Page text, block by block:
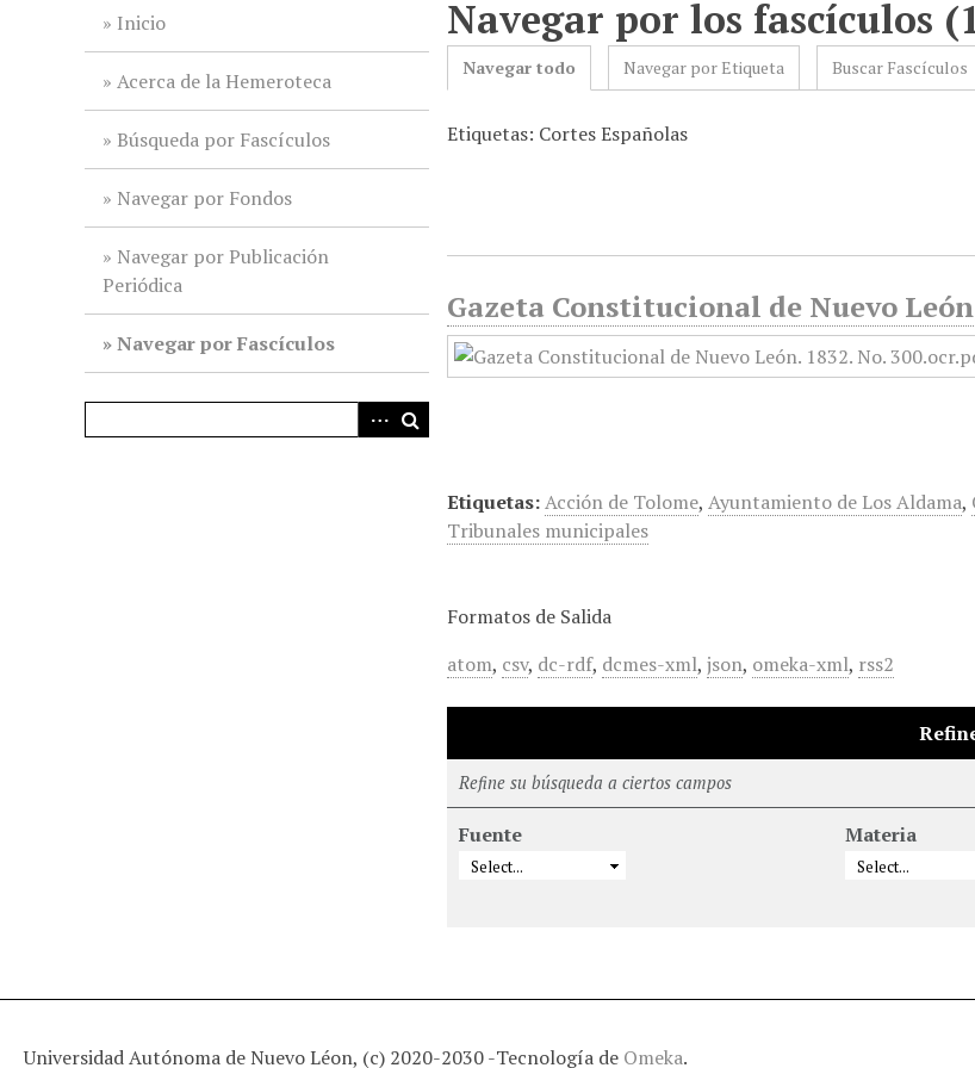
Inicio
Acerca de la Hemeroteca
Búsqueda por Fascículos
Navegar por Fondos
Navegar por Publicación
Periódica
Navegar por Fascículos
Navegar por los fascículos
Navegar todo Navegar por Etiqueta Buscar Fascículos
Etiquetas: Cortes Españolas
Gazeta Constitucional de Nuevo
Etiquetas:Acción de Tolome,Ayuntamiento de Los Aldama,
Tribunales municipales
Formatos de Salida
atom, csv, dc-rdf, dcmes-xml,json, omeka-xml, rss2
Refine su búsqueda a ciertos campos
Fuente Materia
Universidad Autónoma de Nuevo Léon, (c) 2020-2030 -Tecnología de Omeka.